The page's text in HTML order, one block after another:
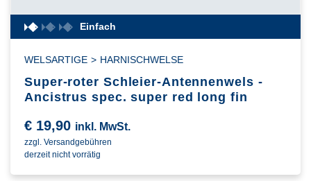
Einfach
WELSARTIGE > HARNISCHWELSE
Super-roter Schleier-Antennenwels -
Ancistrus spec. super red long fin
€ 19,90 inkl. MwSt.
zzgl. Versandgebühren
derzeit nicht vorrätig